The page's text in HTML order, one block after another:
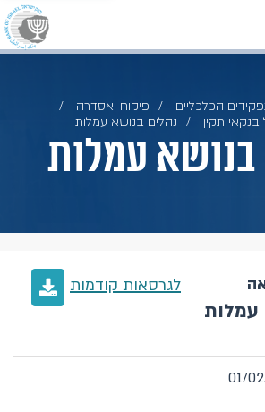
הכלכליים
פיקוח ואסדרה
בנקאי תקין
נהלים בנושא עמלות
בנושא עמלות
עמלות
לגרסאות קודמות